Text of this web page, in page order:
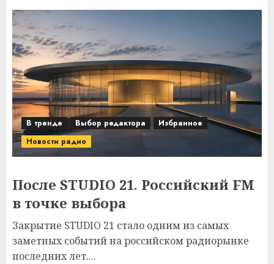
В тренде Выбор редактора
Избранное
Новости радио
После STUDIO 21. Российский FM
в точке выбора
Закрытие STUDIO 21 стало одним из самых
заметных событий на российском радиорынке
последних лет....